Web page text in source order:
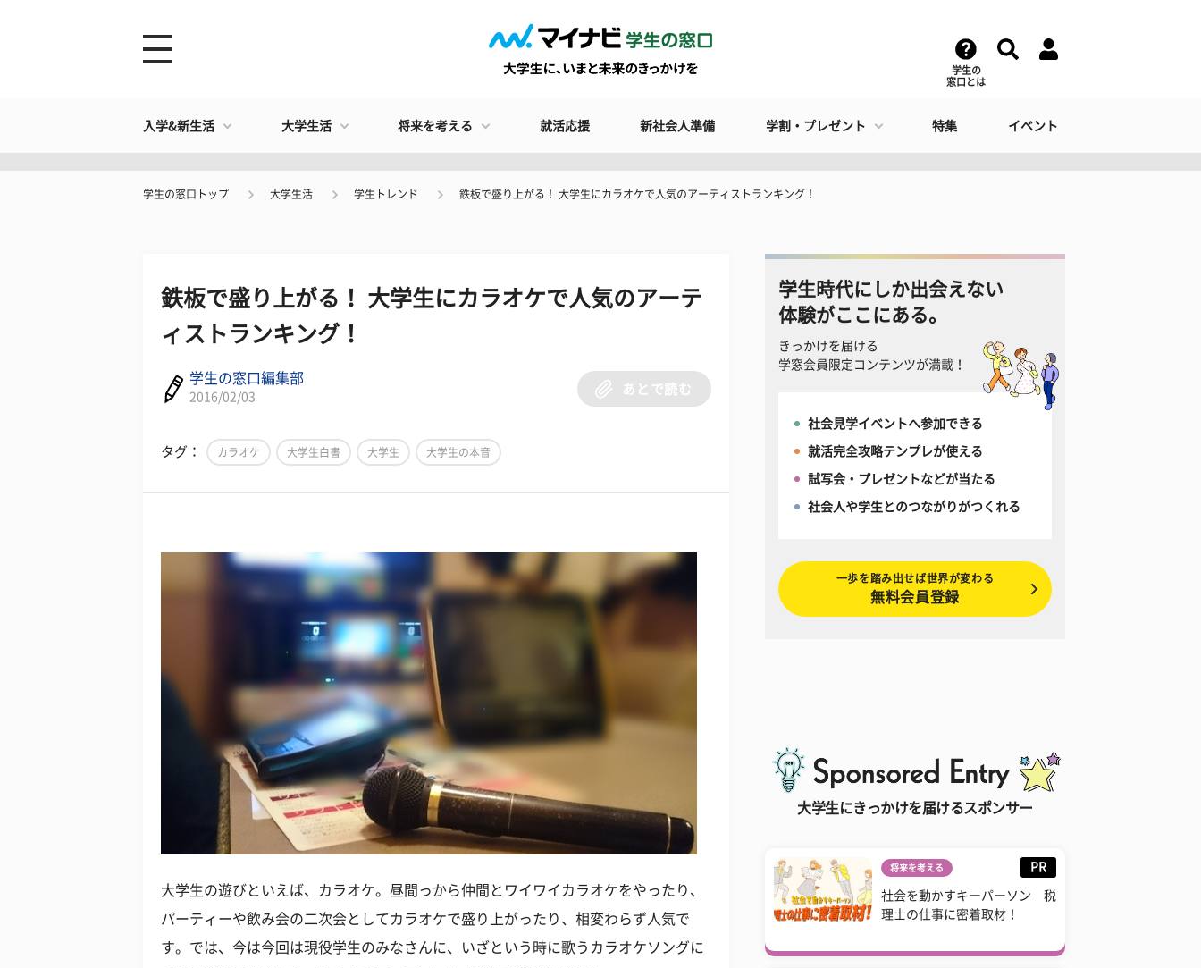
学生の
窓口とは
入学&新生活 大学生活 将来を考える 就活応援 新社会人準備 学割・プレゼント 特集 イベント
学生の窓口トップ 大学生活 学生トレンド 鉄板で盛り上がる！ 大学生にカラオケで人気のアーティストランキング！
鉄板で盛り上がる！ 大学生にカラオケで人気のアーテ
ィストランキング！
学生の窓口編集部
2016/02/03
あとで読む
タグ： カラオケ 大学生白書 大学生 大学生の本音
大学生の遊びといえば、カラオケ。昼間っから仲間とワイワイカラオケをやったり、
パーティーや飲み会の二次会としてカラオケで盛り上がったり、相変わらず人気で
す。では、今は今回は現役学生のみなさんに、いざという時に歌うカラオケソングに
学生時代にしか出会えない
体験がここにある。
きっかけを届ける
学窓会員限定コンテンツが満載！
社会見学イベントへ参加できる
就活完全攻略テンプレが使える
試写会・プレゼントなどが当たる
社会人や学生とのつながりがつくれる
一歩を踏み出せば世界が変わる
無料会員登録
大学生にきっかけを届けるスポンサー
将来を考える PR
社会を動かすキーパーソン 税
理士の仕事に密着取材！